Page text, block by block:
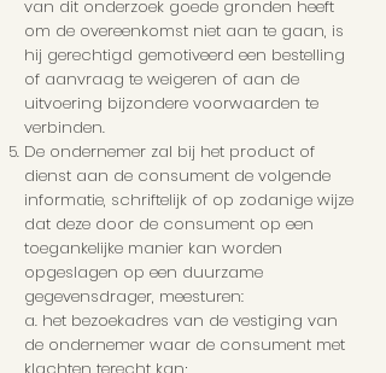
van dit onderzoek goede gronden heeft
om de overeenkomst niet aan te gaan, is
hij gerechtigd gemotiveerd een bestelling
of aanvraag te weigeren of aan de
uitvoering bijzondere voorwaarden te
verbinden.
De ondernemer zal bij het product of
dienst aan de consument de volgende
informatie, schriftelijk of op zodanige wijze
dat deze door de consument op een
toegankelijke manier kan worden
opgeslagen op een duurzame
gegevensdrager, meesturen:
a. het bezoekadres van de vestiging van
de ondernemer waar de consument met